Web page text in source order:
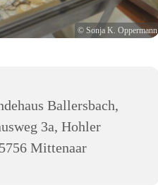
© Sonja K. Oppermann
Ballersbach,
3a, Hohler
Mittenaar